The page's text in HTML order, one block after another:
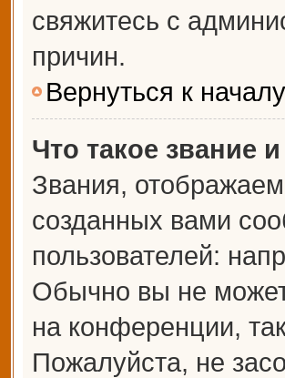
свяжитесь с
причин.
Вернуться к началу
Что такое звание
Звания,
созданных вами
пользователей:
Обычно вы не
на конференции,
Пожалуйста, не